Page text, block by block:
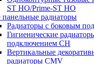
ST HO/Prime-ST HO
радиаторы
Радиаторы c боковым
Гигиенические
подключением CH
Вертикальные
радиаторы CMV